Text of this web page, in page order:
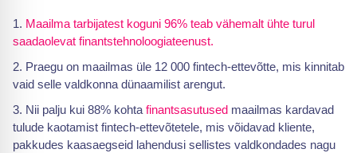
Maailma tarbijatest koguni 96% teab vähemalt ühte turul
saadaolevat finantstehnoloogiateenust.
Praegu on maailmas üle 12 000 fintech-ettevõtte, mis kinnitab
vaid selle valdkonna dünaamilist arengut.
Nii palju kui 88% kohta finantsasutused maailmas kardavad
tulude kaotamist fintech-ettevõtetele, mis võidavad kliente,
pakkudes kaasaegseid lahendusi sellistes valdkondades nagu